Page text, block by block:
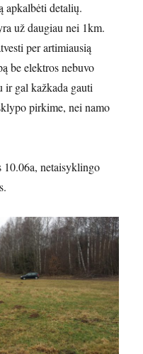
apkalbėti detalių.
už daugiau nei 1km.
per artimiausią
be elektros nebuvo
ir gal kažkada gauti
pirkime, nei namo
10.06a, netaisyklingo